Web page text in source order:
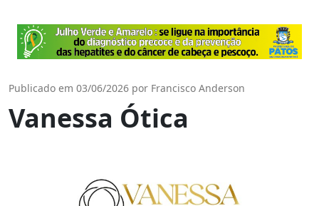
Publicado em 03/06/2026 por Francisco Anderson
Vanessa Ótica